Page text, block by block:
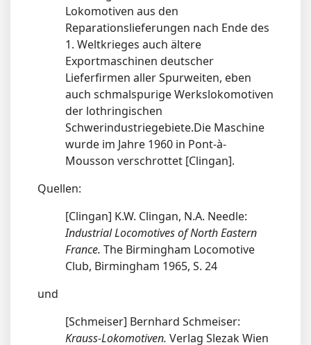
Lokomotiven aus den
Reparationslieferungen nach Ende des
1. Weltkrieges auch ältere
Exportmaschinen deutscher
Lieferfirmen aller Spurweiten, eben
auch schmalspurige Werkslokomotiven
der lothringischen
Schwerindustriegebiete.Die Maschine
wurde im Jahre 1960 in Pont-à-
Mousson verschrottet [Clingan].
Quellen:
[Clingan] K.W. Clingan, N.A. Needle:
Industrial Locomotives of North Eastern
France. The Birmingham Locomotive
Club, Birmingham 1965, S. 24
und
[Schmeiser] Bernhard Schmeiser:
Krauss-Lokomotiven. Verlag Slezak Wien